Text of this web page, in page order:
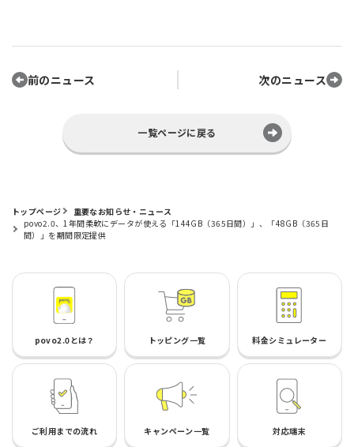
前のニュース 次のニュース
一覧ページに戻る
トップページ
重要なお知らせ・ニュース
povo2.0、1年間柔軟にデータが使える「144GB（365日間）」、「48GB（365日
間）」を期間限定提供
povo2.0とは？ トッピング一覧 料金シミュレーター
ご利用までの流れ キャンペーン一覧 対応端末